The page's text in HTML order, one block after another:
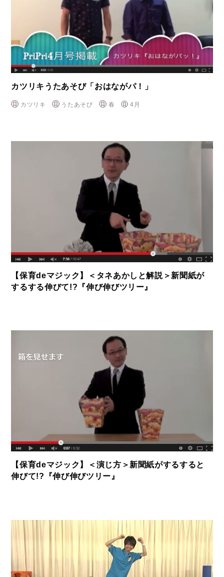
カツリキうたあそび「おはながパ！」
カツリキ うたあそび 春 4月
【保育deマジック】＜タネあかしと解説＞新聞紙が
するする伸びて!?『伸び伸びツリー』
【保育deマジック】＜演じ方＞新聞紙がするすると
伸びて!?『伸び伸びツリー』